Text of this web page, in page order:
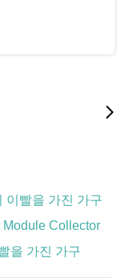
이빨을 가진 가구
Collector
을 가진 가구